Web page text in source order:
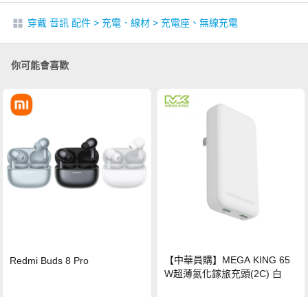
穿戴 音訊 配件 > 充電．線材 > 充電座、無線充電
你可能會喜歡
Redmi Buds 8 Pro
【中華員購】MEGA KING 65
W超薄氮化鎵旅充頭(2C) 白